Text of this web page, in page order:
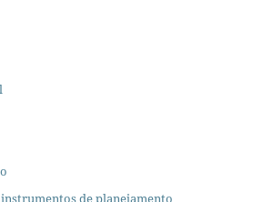
de planejamento